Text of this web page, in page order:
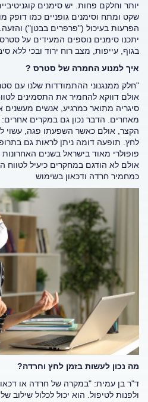
יותר וחלקם פחות. יש סימנים
שקט ומתח וסימנים גופניים כמו דופק
הפרעות בעיכול ("פרפרים בבטן") והזעה.
יתכנו סימנים נוספים המעידים על
בגוף, עייפות, מצב רוח ירוד ובכי ללא
איך למנוע החמרה של סטרס ?
"חלק ממנגנוני ההתמודדות שלנו עם
אולם דווקא להחמיר את התסמינים
סיגריה מתואר כמרגיע, אנשים מעשנים
מאחרים. הדבר נכון גם במקרים אחרים:
הקצר, אולם כאשר השפעתו פגה, עשוי
לחץ. תופעה דומה ניתן לראות גם
פופולרי מאוד בישראל בשנים
אולם לא הודגם במחקרים כיעיל לטווח
כמחמיר חרדה ודכאון בשימוש
מה נכון לעשות בזמן לחץ וחרדה?
ד"ר בן עמית: "במקרה של חרדה או
ולפנות לטיפול. הוא יכול לכלול שילוב